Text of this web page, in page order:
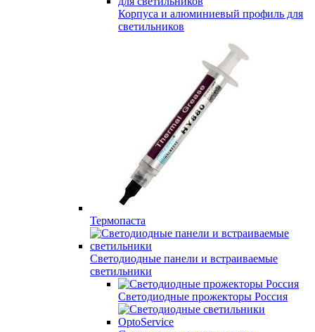
Корпуса и алюминиевый профиль для
светильников
Термопаста
Светодиодные панели и встраиваемые
светильники
Светодиодные прожекторы Россия